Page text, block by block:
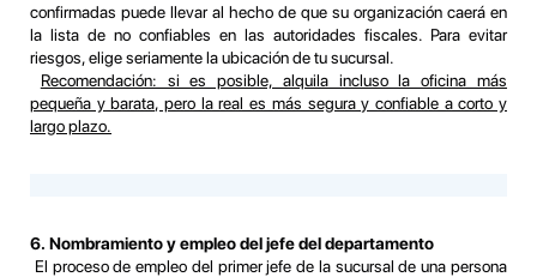
confirmadas puede llevar al hecho de que su organización caerá en
la lista de no confiables en las autoridades fiscales. Para evitar
riesgos, elige seriamente la ubicación de tu sucursal.
Recomendación: si es posible, alquila incluso la oficina más
pequeña y barata, pero la real es más segura y confiable a corto y
largo plazo.
6. Nombramiento y empleo del jefe del departamento
El proceso de empleo del primer jefe de la sucursal de una persona